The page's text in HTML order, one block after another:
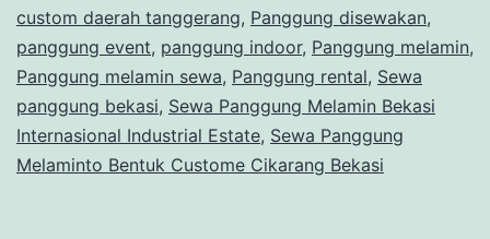
custom daerah tanggerang, Panggung disewakan,
panggung event, panggung indoor, Panggung melamin,
Panggung melamin sewa, Panggung rental, Sewa
panggung bekasi, Sewa Panggung Melamin Bekasi
Internasional Industrial Estate, Sewa Panggung
Melaminto Bentuk Custome Cikarang Bekasi